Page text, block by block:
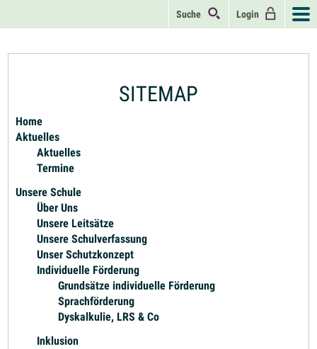
Suche Login
SITEMAP
Home
Aktuelles
Aktuelles
Termine
Unsere Schule
Über Uns
Unsere Leitsätze
Unsere Schulverfassung
Unser Schutzkonzept
Individuelle Förderung
Grundsätze individuelle Förderung
Sprachförderung
Dyskalkulie, LRS & Co
Inklusion